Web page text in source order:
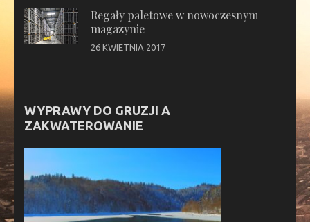
Regały paletowe w nowoczesnym
magazynie
26 KWIETNIA 2017
WYPRAWY DO GRUZJI A
ZAKWATEROWANIE